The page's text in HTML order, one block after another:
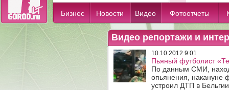
Бизнес Новости Видео Фотоотчеты
Видео репортажи и
10.10.2012 9:01
Пьяный футболист
По данным СМИ,
опьянения, накануне
устроил ДТП в